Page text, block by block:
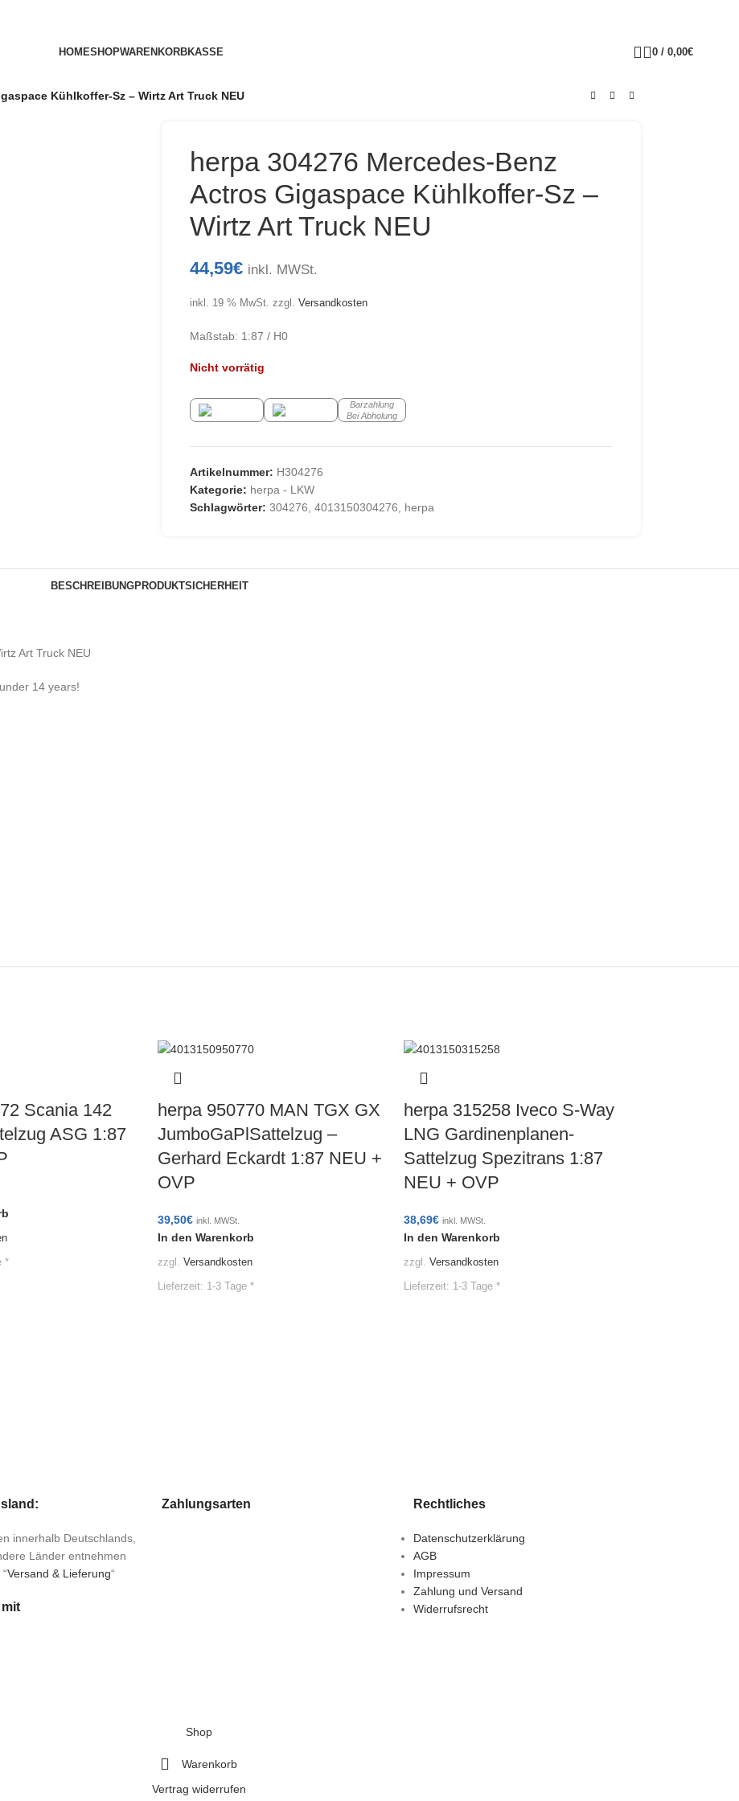
HOMESHOPWARENKORBKASSE 0 / 0,00€
Kühlkoffer-Sz – Wirtz Art Truck NEU
herpa 304276 Mercedes-Benz
Actros Gigaspace Kühlkoffer-Sz –
Wirtz Art Truck NEU
44,59€ inkl. MWSt.
inkl. 19 % MwSt. zzgl. Versandkosten
Maßstab: 1:87 / H0
Nicht vorrätig
Barzahlung
Bei Abholung
Artikelnummer: H304276
Kategorie: herpa - LKW
Schlagwörter: 304276 4013150304276 herpa
BESCHREIBUNGPRODUKTSICHERHEIT
Art Truck NEU
14 years!
Scania 142
ASG 1:87
*
herpa 950770 MAN TGX GX
JumboGaPlSattelzug –
Gerhard Eckardt 1:87 NEU +
OVP
39,50€ inkl. MWSt.
In den Warenkorb
zzgl. Versandkosten
Lieferzeit: 1-3 Tage *
herpa 315258 Iveco S-Way
LNG Gardinenplanen-
Sattelzug Spezitrans 1:87
NEU + OVP
38,69€ inkl. MWSt.
In den Warenkorb
zzgl. Versandkosten
Lieferzeit: 1-3 Tage *
innerhalb Deutschlands,
Länder entnehmen
Versand & Lieferung“
Zahlungsarten Rechtliches
Datenschutzerklärung
AGB
Impressum
Zahlung und Versand
Widerrufsrecht
Shop
Warenkorb
Vertrag widerrufen